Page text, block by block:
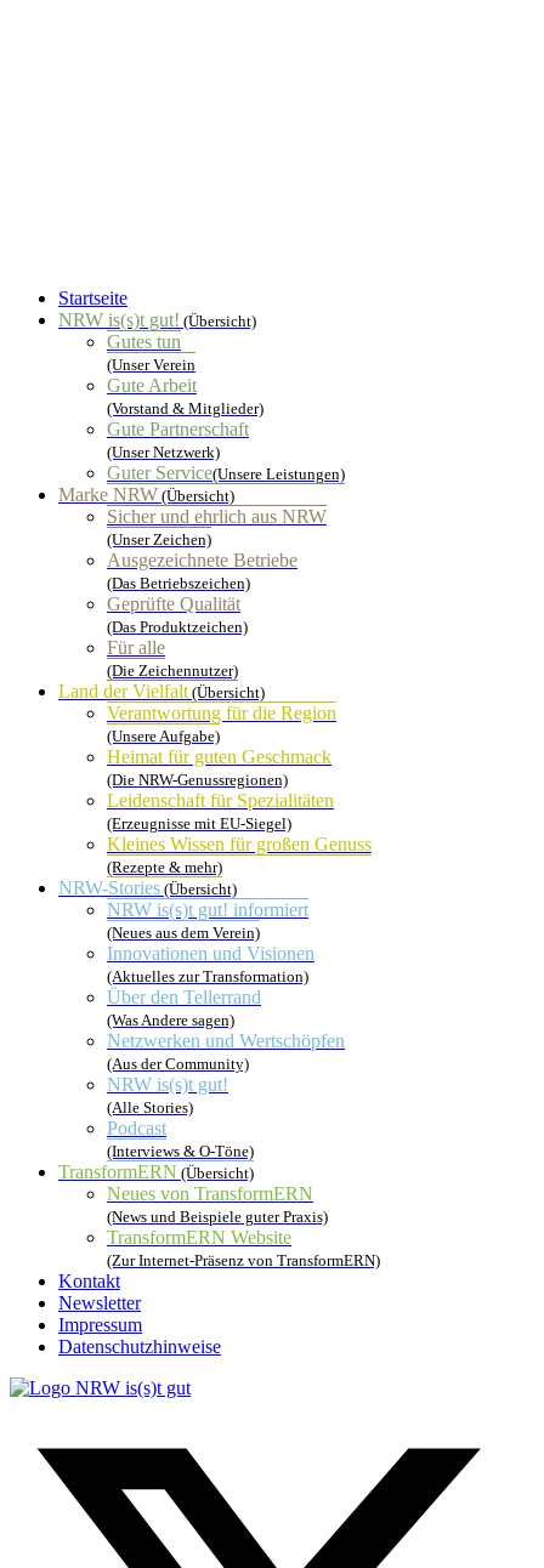
Startseite
NRW is(s)t gut! (Übersicht)
Gutes tun
(Unser Verein
Gute Arbeit
(Vorstand & Mitglieder)
Gute Partnerschaft
(Unser Netzwerk)
Guter Service(Unsere Leistungen)
Marke NRW (Übersicht)
Sicher und ehrlich aus NRW
(Unser Zeichen)
Ausgezeichnete Betriebe
(Das Betriebszeichen)
Geprüfte Qualität
(Das Produktzeichen)
Für alle
(Die Zeichennutzer)
Land der Vielfalt(Übersicht)
Verantwortung für die Region
(Unsere Aufgabe)
Heimat für guten Geschmack
(Die NRW-Genussregionen)
Leidenschaft für Spezialitäten
(Erzeugnisse mit EU-Siegel)
Kleines Wissen für großen Genuss
(Rezepte & mehr)
NRW-Stories (Übersicht)
NRW is(s)t gut! informiert
(Neues aus dem Verein)
Innovationen und Visionen
(Aktuelles zur Transformation)
Über den Tellerrand
(Was Andere sagen)
Netzwerken und Wertschöpfen
(Aus der Community)
NRW is(s)t gut!
(Alle Stories)
Podcast
(Interviews & O-Töne)
TransformERN (Übersicht)
Neues von TransformERN
(News und Beispiele guter Praxis)
TransformERN Website
(Zur Internet-Präsenz von TransformERN)
Kontakt
Newsletter
Impressum
Datenschutzhinweise